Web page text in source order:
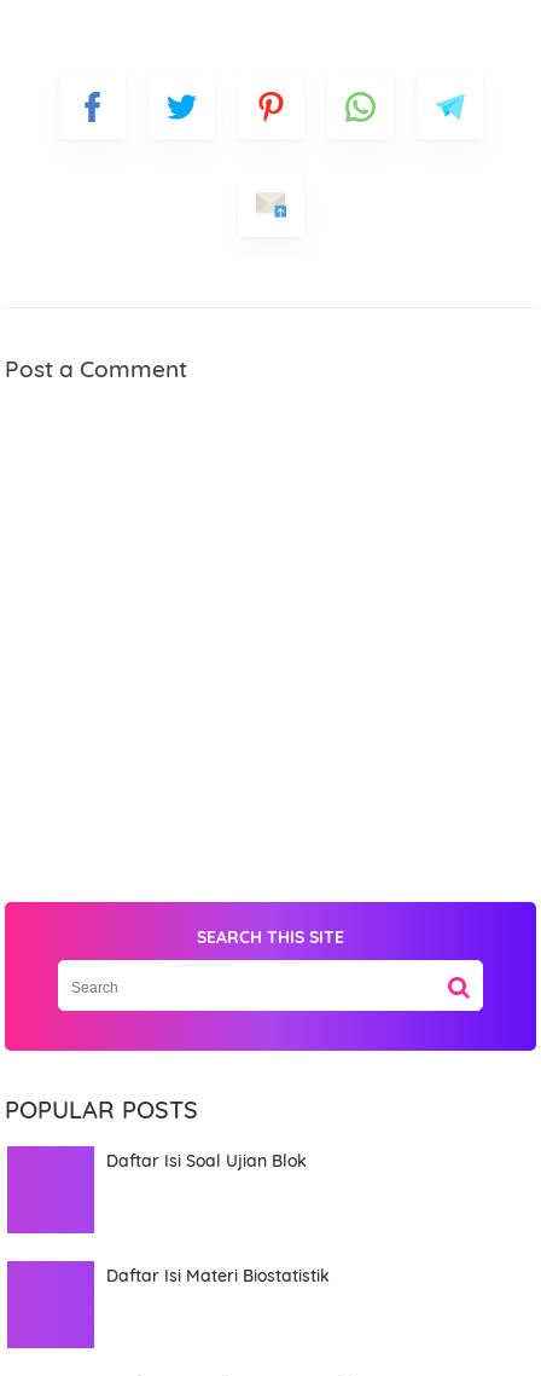
Post a Comment
SEARCH THIS SITE
POPULAR POSTS
Daftar Isi Soal Ujian Blok
Daftar Isi Materi Biostatistik
Item Choices